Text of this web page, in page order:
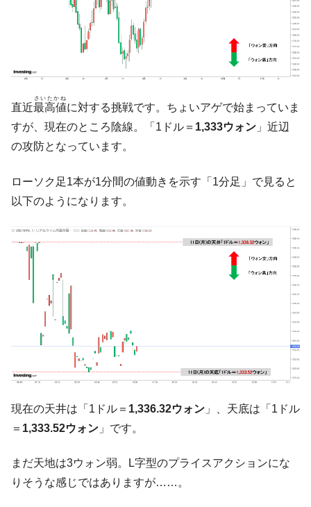
種は全般的「不調」⇒ PSIが示す現況は決して良くない。
【米韓激突案件】韓国消費者院が『クーパ
ン』1人当たり賠償10万ウォンを認定 ⇒ 総額3兆7,000億
韓国で猛暑。南東部では干ばつ
「KDDX」1番艦、2032年竣工と公示
『Money1』
【対日本円】ウォン安が急進！ 日米の協調
に韓国がいっちょがみしたのでは。
は韓国で『BYD』車は売れている。6カ月で対前年同期比
1.9倍！
く空港に詰めかけ「出て行け！」「極右勢力」のプラカー
ドを掲げる「在韓反米勢力」
『Money1』
韓国政府「2035年までに18.4GW規模のAIデ
ータセンター整備」⇒ だから無理だってば。
『Money1』
ほぼ終わった」
『Money1』
韓国『国民年金公団』株価暴落で200兆蒸
『Money1』
韓国政府「ニセＫ-ブランドを通報しようキ
ャンペーン」⇒ あの名物教授も登場！
『Money1』
韓国「橋が落ちました」⇒ 耐久性「なさす
『Money1』
韓国鉄鋼最大手『POSCO』ズブズブ沈む。
営業利益80.2％も減少
直近最高値
さいたかね
に対する挑戦です。ちょいアゲで始まっていま
すが、現在のところ陰線。「1ドル＝ 1,333ウォン 」近辺
の攻防となっています。
ローソク足1本が1分間の値動きを示す「1分足」で見ると
以下のようになります。
現在の天井は「1ドル＝ 1,336.32ウォン 」、天底は「1ドル
＝ 1,333.52ウォン 」です。
まだ天地は3ウォン弱。L字型のプライスアクションにな
りそうな感じではありますが……。